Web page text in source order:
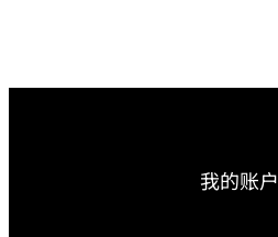
我的账户